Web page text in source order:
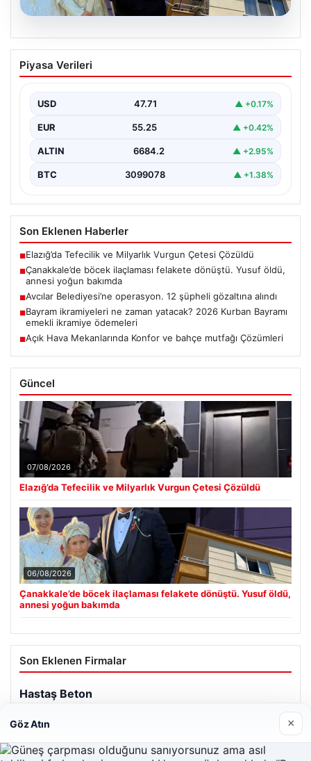
06.08.2026
Çanakkale’de böcek ilaçlaması felakete
dönüştü. Yusuf öldü, annesi yoğun
Piyasa Verileri
USD 47.71 ▲ +0.17%
EUR 55.25 ▲ +0.42%
ALTIN 6684.2 ▲ +2.95%
BTC 3099078 ▲ +1.38%
Son Eklenen Haberler
■Elazığ’da Tefecilik ve Milyarlık Vurgun Çetesi Çözüldü
■Çanakkale’de böcek ilaçlaması felakete dönüştü. Yusuf öldü,
annesi yoğun bakımda
■Avcılar Belediyesi’ne operasyon. 12 şüpheli gözaltına alındı
■Bayram ikramiyeleri ne zaman yatacak? 2026 Kurban Bayramı
emekli ikramiye ödemeleri
■Açık Hava Mekanlarında Konfor ve bahçe mutfağı Çözümleri
Güncel
07/08/2026
Elazığ’da Tefecilik ve Milyarlık Vurgun Çetesi Çözüldü
06/08/2026
Çanakkale’de böcek ilaçlaması felakete dönüştü. Yusuf öldü,
annesi yoğun bakımda
Son Eklenen Firmalar
Hastaş Beton
Göz Atın ×